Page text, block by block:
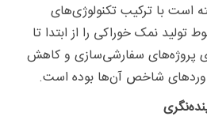
است با ترکیب تکنولوژی‌های
تولید نمک خوراکی را از ابتدا تا
پروژه‌های سفارشی‌سازی و کاهش
شاخص آن‌ها بوده است.